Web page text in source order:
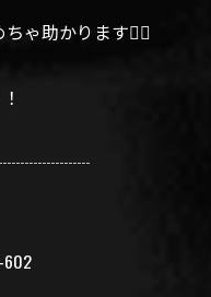
ゃ助かります🙇‍♀️